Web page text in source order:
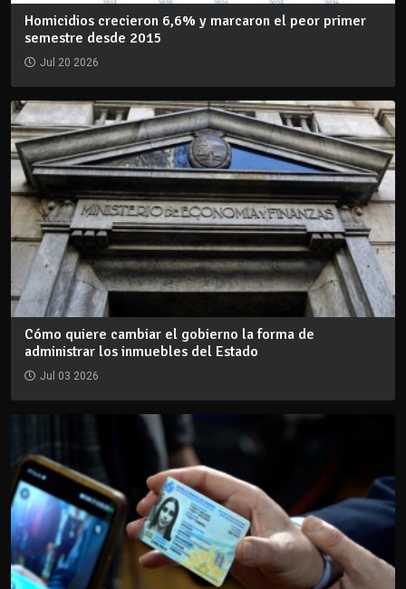
Homicidios crecieron 6,6% y marcaron el peor primer
semestre desde 2015
Jul 20 2026
Cómo quiere cambiar el gobierno la forma de
administrar los inmuebles del Estado
Jul 03 2026